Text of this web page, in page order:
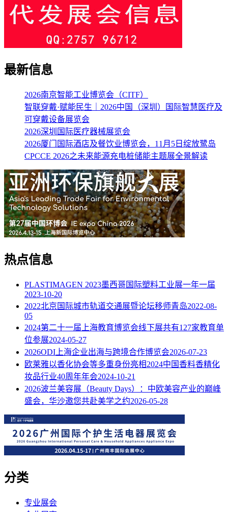
最新信息
2026南京智能工业博览会（CITF）
智联穿戴·赋能民生｜2026中国（深圳）国际智慧医疗及
可穿戴设备展览会
2026深圳国际医疗器械展览会
2026厦门国际酒店及餐饮业博览会，11月5日绽放鹭岛
CPCCE 2026之未来能源充电桩储能主题展全景解读
热点信息
PLASTIMAGEN 2023墨西哥国际塑料工业展一年一届
2023-10-20
2022北京国际城市轨道交通展暨论坛移师青岛2022-08-
05
2024第二十一届上海教育博览会线下展共有127家教育单
位参展2024-05-27
2026ODI上海企业出海与跨境合作博览会2026-07-23
欧莱雅以香化协会等多重身份亮相2024中国香料香精化
妆品行业40周年年会2024-10-21
2026波兰美容展（Beauty Days）：中欧美容产业的巅峰
盛会，华沙邀您共赴美学之约2026-05-28
分类
专业展会